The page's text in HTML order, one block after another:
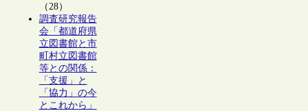
（28）
調査研究報告
会「都道府県
立図書館と市
町村立図書館
等との関係：
「支援」と
「協力」の今
とこれから」